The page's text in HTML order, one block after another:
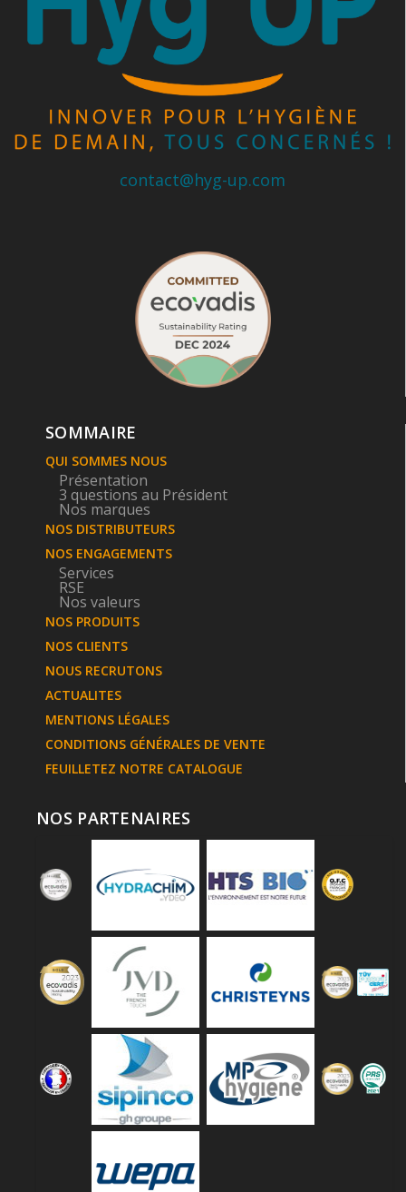
contact@hyg-up.com
SOMMAIRE
QUI SOMMES NOUS
Présentation
3 questions au Président
Nos marques
NOS DISTRIBUTEURS
NOS ENGAGEMENTS
Services
RSE
Nos valeurs
NOS PRODUITS
NOS CLIENTS
NOUS RECRUTONS
ACTUALITES
MENTIONS LÉGALES
CONDITIONS GÉNÉRALES DE VENTE
FEUILLETEZ NOTRE CATALOGUE
NOS PARTENAIRES